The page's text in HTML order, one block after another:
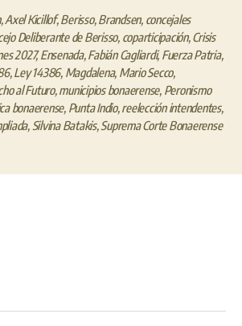
,Axel Kicillof,Berisso,Brandsen, concejales
Deliberante de Berisso, coparticipación,Crisis
2027,Ensenada,Fabián Cagliardi, Fuerza Patria,
,Ley 14386, Magdalena, Mario Secco,
al Futuro,municipios bonaerense, Peronismo
bonaerense, Punta Indio,reelección intendentes,
, Silvina Batakis,Suprema Corte Bonaerense